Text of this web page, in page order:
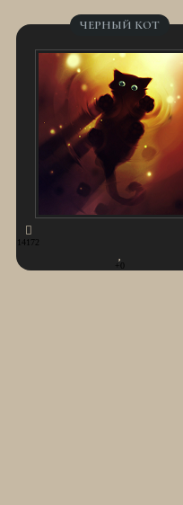
ЧЕРНЫЙ КОТ
14172
+0